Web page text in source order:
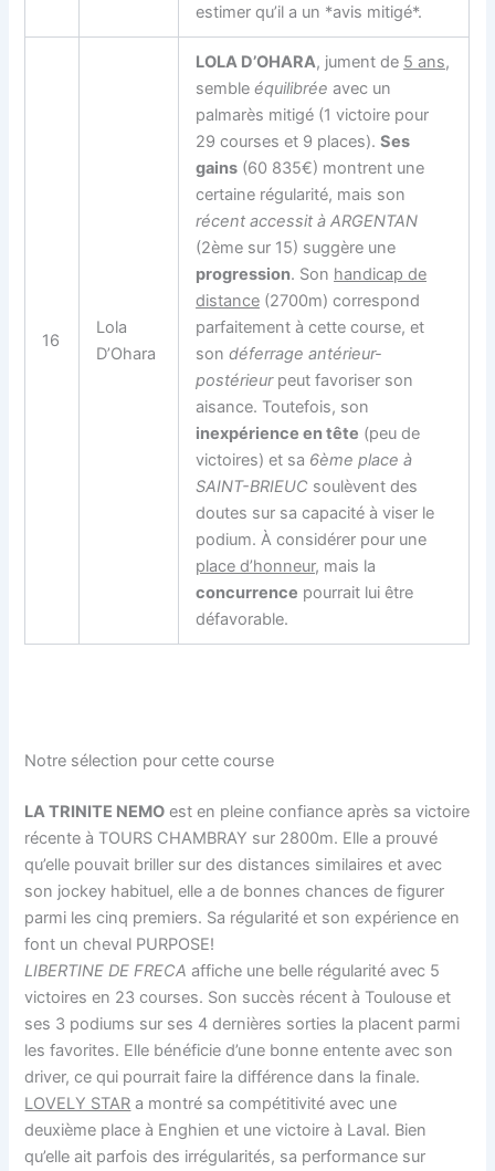
estimer qu’il a un *avis mitigé*.
16
Lola
D’Ohara
LOLA D’OHARA, jument de 5 ans,
sembleéquilibrée avec un
palmarès mitigé (1 victoire pour
29 courses et 9 places).Ses
gains (60 835€) montrent une
certaine régularité, mais son
récent accessit à ARGENTAN
(2ème sur 15) suggère une
progression. Son handicap de
distance (2700m) correspond
parfaitement à cette course, et
sondéferrage antérieur-
postérieurpeut favoriser son
aisance. Toutefois, son
inexpérience en tête (peu de
victoires) et sa 6ème place à
SAINT-BRIEUC soulèvent des
doutes sur sa capacité à viser le
podium. À considérer pour une
place d’honneur, mais la
concurrence pourrait lui être
défavorable.
Notre sélection pour cette course
LA TRINITE NEMO est en pleine confiance après sa victoire
récente à TOURS CHAMBRAY sur 2800m. Elle a prouvé
qu’elle pouvait briller sur des distances similaires et avec
son jockey habituel, elle a de bonnes chances de figurer
parmi les cinq premiers. Sa régularité et son expérience en
font un cheval PURPOSE!
LIBERTINE DE FRECA affiche une belle régularité avec 5
victoires en 23 courses. Son succès récent à Toulouse et
ses 3 podiums sur ses 4 dernières sorties la placent parmi
les favorites. Elle bénéficie d’une bonne entente avec son
driver, ce qui pourrait faire la différence dans la finale.
LOVELY STAR a montré sa compétitivité avec une
deuxième place à Enghien et une victoire à Laval. Bien
qu’elle ait parfois des irrégularités, sa performance sur